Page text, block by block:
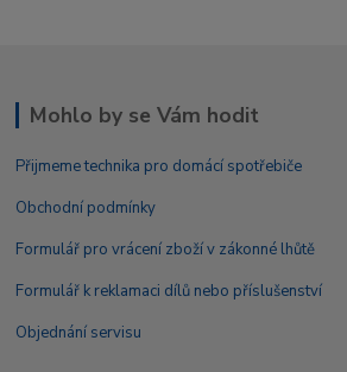
Mohlo by se Vám hodit
Přijmeme technika pro domácí spotřebiče
Obchodní podmínky
Formulář pro vrácení zboží v zákonné lhůtě
Formulář k reklamaci dílů nebo příslušenství
Objednání servisu